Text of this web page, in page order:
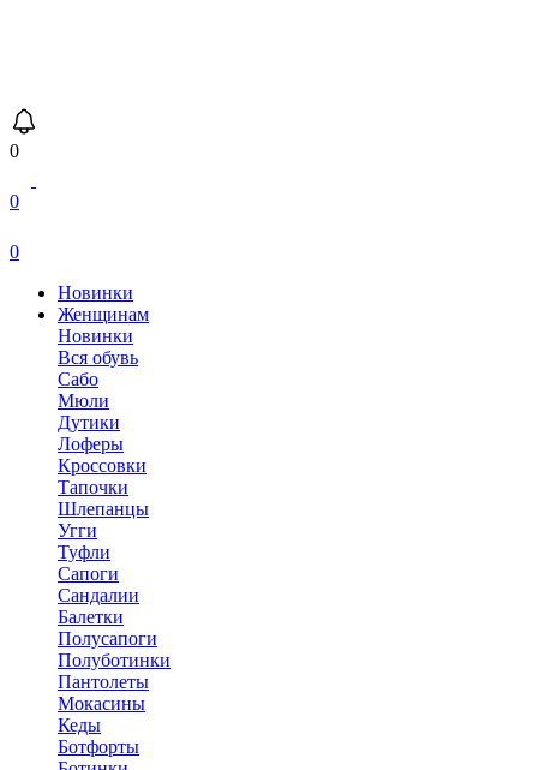
0
0
0
Новинки
Женщинам
Новинки
Вся обувь
Сабо
Мюли
Дутики
Лоферы
Кроссовки
Тапочки
Шлепанцы
Угги
Туфли
Сапоги
Сандалии
Балетки
Полусапоги
Полуботинки
Пантолеты
Мокасины
Кеды
Ботфорты